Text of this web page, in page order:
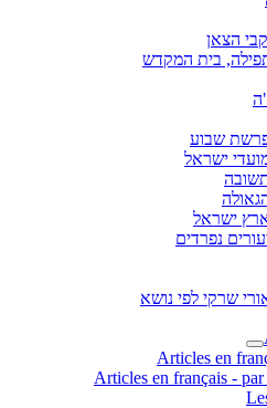
הצאן
בית המקדש
שבוע
ישראל
ישראל
נפרדים
שרקי לפי נושא
Articles en